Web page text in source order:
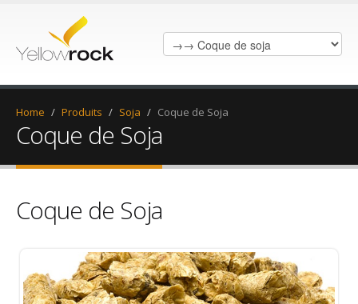
Home / Produits / Soja / Coque de Soja
Coque de Soja
Coque de Soja